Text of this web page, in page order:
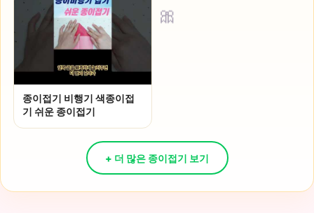
🎀
종이접기 비행기 색종이접
기 쉬운 종이접기
+ 더 많은 종이접기 보기